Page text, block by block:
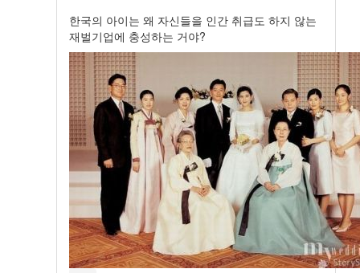
한국의 아이는 왜 자신들을 인간 취급도 하지 않는
재벌기업에 충성하는 거야?